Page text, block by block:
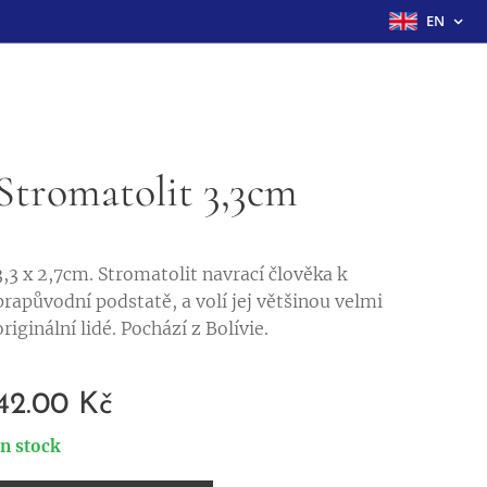
EN
3,3cm
x 2,7cm. Stromatolit navrací člověka k
podstatě, a volí jej většinou velmi
lidé. Pochází z Bolívie.
Kč
stock